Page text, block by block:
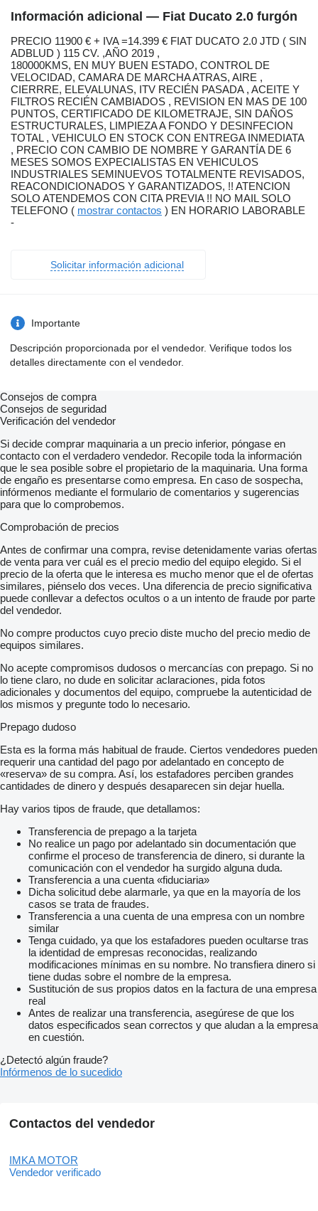
Información adicional — Fiat Ducato 2.0 furgón
PRECIO 11900 € + IVA =14.399 € FIAT DUCATO 2.0 JTD ( SIN
ADBLUD ) 115 CV. ,AÑO 2019 ,
180000KMS, EN MUY BUEN ESTADO, CONTROL DE
VELOCIDAD, CAMARA DE MARCHA ATRAS, AIRE ,
CIERRRE, ELEVALUNAS, ITV RECIÉN PASADA , ACEITE Y
FILTROS RECIÉN CAMBIADOS , REVISION EN MAS DE 100
PUNTOS, CERTIFICADO DE KILOMETRAJE, SIN DAÑOS
ESTRUCTURALES, LIMPIEZA A FONDO Y DESINFECION
TOTAL , VEHICULO EN STOCK CON ENTREGA INMEDIATA
, PRECIO CON CAMBIO DE NOMBRE Y GARANTÍA DE 6
MESES SOMOS EXPECIALISTAS EN VEHICULOS
INDUSTRIALES SEMINUEVOS TOTALMENTE REVISADOS,
REACONDICIONADOS Y GARANTIZADOS, !! ATENCION
SOLO ATENDEMOS CON CITA PREVIA !! NO MAIL SOLO
TELEFONO ( mostrar contactos ) EN HORARIO LABORABLE
-
Solicitar información adicional
Importante
Descripción proporcionada por el vendedor. Verifique todos los
detalles directamente con el vendedor.
Consejos de compra
Consejos de seguridad
Verificación del vendedor
Si decide comprar maquinaria a un precio inferior, póngase en
contacto con el verdadero vendedor. Recopile toda la información
que le sea posible sobre el propietario de la maquinaria. Una forma
de engaño es presentarse como empresa. En caso de sospecha,
infórmenos mediante el formulario de comentarios y sugerencias
para que lo comprobemos.
Comprobación de precios
Antes de confirmar una compra, revise detenidamente varias ofertas
de venta para ver cuál es el precio medio del equipo elegido. Si el
precio de la oferta que le interesa es mucho menor que el de ofertas
similares, piénselo dos veces. Una diferencia de precio significativa
puede conllevar a defectos ocultos o a un intento de fraude por parte
del vendedor.
No compre productos cuyo precio diste mucho del precio medio de
equipos similares.
No acepte compromisos dudosos o mercancías con prepago. Si no
lo tiene claro, no dude en solicitar aclaraciones, pida fotos
adicionales y documentos del equipo, compruebe la autenticidad de
los mismos y pregunte todo lo necesario.
Prepago dudoso
Esta es la forma más habitual de fraude. Ciertos vendedores pueden
requerir una cantidad del pago por adelantado en concepto de
«reserva» de su compra. Así, los estafadores perciben grandes
cantidades de dinero y después desaparecen sin dejar huella.
Hay varios tipos de fraude, que detallamos:
Transferencia de prepago a la tarjeta
No realice un pago por adelantado sin documentación que
confirme el proceso de transferencia de dinero, si durante la
comunicación con el vendedor ha surgido alguna duda.
Transferencia a una cuenta «fiduciaria»
Dicha solicitud debe alarmarle, ya que en la mayoría de los
casos se trata de fraudes.
Transferencia a una cuenta de una empresa con un nombre
similar
Tenga cuidado, ya que los estafadores pueden ocultarse tras
la identidad de empresas reconocidas, realizando
modificaciones mínimas en su nombre. No transfiera dinero si
tiene dudas sobre el nombre de la empresa.
Sustitución de sus propios datos en la factura de una empresa
real
Antes de realizar una transferencia, asegúrese de que los
datos especificados sean correctos y que aludan a la empresa
en cuestión.
¿Detectó algún fraude?
Infórmenos de lo sucedido
Contactos del vendedor
IMKA MOTOR
Vendedor verificado